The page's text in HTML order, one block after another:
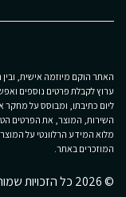
האתר הוקם מיוזמה אישית,
ערוץ לקבלת פרטים נוספים
ליום כתיבתו, ומבוסס על מחקר
השירות, המוצר, את הפרטים
מלוא המידע הרלוונטי על
המוזכרים באתר.
© 2026 כל הזכויות שמורות ל- Health Wise